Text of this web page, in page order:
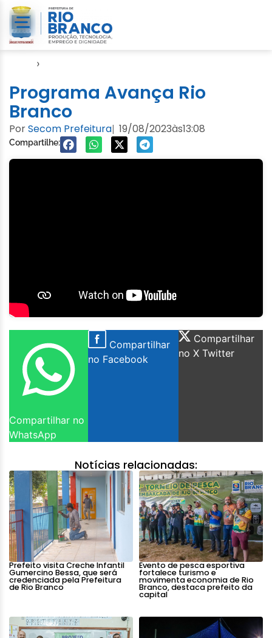
›
Programa Avança Rio
Branco
PorSecom Prefeitura| 19/08/2023às13:08
Compartilhe:
Compartilhar no
WhatsApp
Compartilhar
no Facebook
Compartilhar
no X Twitter
Notícias relacionadas:
Prefeito visita Creche Infantil
Gumercino Bessa, que será
credenciada pela Prefeitura
de Rio Branco
Evento de pesca esportiva
fortalece turismo e
movimenta economia de Rio
Branco, destaca prefeito da
capital